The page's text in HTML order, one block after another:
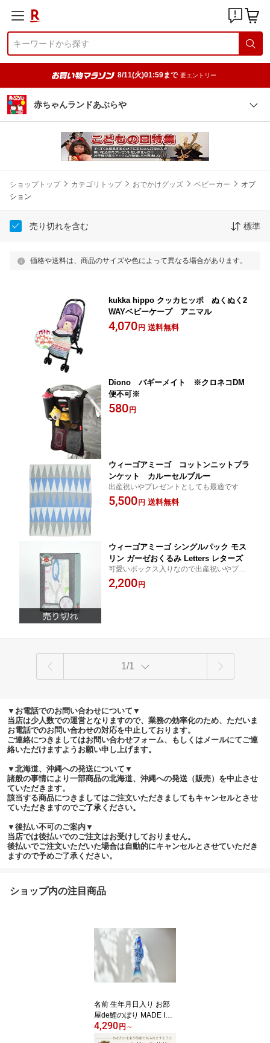
8/11(火)01:59まで 要エントリー
赤ちゃんランドあぶらや
ショップトップ カテゴリトップ おでかけグッズ ベビーカー
オプ
ション
売り切れを含む 標準
価格や送料は、商品のサイズや色によって異なる場合があります。
kukka hippo クッカヒッポ ぬくぬく2
WAYベビーケープ アニマル
4,070 円 送料無料
Diono バギーメイト ※クロネコDM
便不可※
580 円
ウィーゴアミーゴ コットンニットブラ
ンケット カルーセルブルー
出産祝いやプレゼントとしても最適です
5,500 円 送料無料
ウィーゴアミーゴ シングルパック モス
リン ガーゼおくるみ Letters レターズ
可愛いボックス入りなので出産祝いやプレ
ゼントとしても最適です
2,200 円
1/1
▼お電話でのお問い合わせについて▼
当店は少人数での運営となりますので、業務の効率化のため、ただいま
お電話でのお問い合わせの対応を中止しております。
ご連絡につきましてはお問い合わせフォーム、もしくはメールにてご連
絡いただけますようお願い申し上げます。
▼北海道、沖縄への発送について▼
諸般の事情により一部商品の北海道、沖縄への発送（販売）を中止させ
ていただきます。
該当する商品につきましてはご注文いただきましてもキャンセルとさせ
ていただきますのでご了承ください。
▼後払い不可のご案内▼
当店では後払いでのご注文はお受けしておりません。
後払いでご注文いただいた場合は自動的にキャンセルとさせていただき
ますので予めご了承ください。
ショップ内の注目商品
名前 生年月日入り お部
屋de鯉のぼり MADE IN J
APAN ロイヤル錦 単色単
品 鯉サイズ50cm 名前旗
4,290 円 ～